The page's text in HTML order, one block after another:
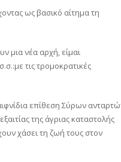
ως βασικό αίτημα τη
μια νέα αρχή, είμαι
τις τρομοκρατικές
επίθεση Σύρων
της άγριας καταστολής
χάσει τη ζωή τους στον